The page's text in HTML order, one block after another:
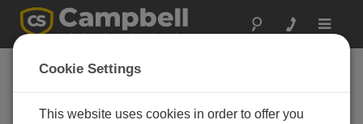
Toggle
Feedback
Let us know how we can improve
our website
Cookie Settings
This website uses cookies in order to offer you